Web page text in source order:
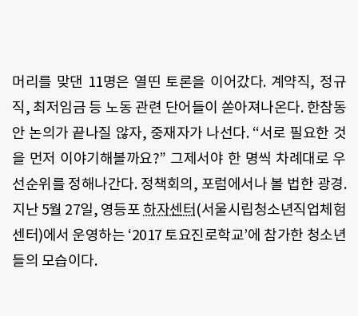
머리를 맞댄 11명은 열띤 토론을 이어갔다. 계약직, 정규
직, 최저임금 등 노동 관련 단어들이 쏟아져나온다. 한참동
안 논의가 끝나질 않자, 중재자가 나선다. “서로 필요한 것
을 먼저 이야기해볼까요?” 그제서야 한 명씩 차례대로 우
선순위를 정해나간다. 정책회의, 포럼에서나 볼 법한 광경.
지난 5월 27일, 영등포 하자센터 (서울시립청소년직업체험
센터)에서 운영하는 ‘2017 토요진로학교’에 참가한 청소년
들의 모습이다.